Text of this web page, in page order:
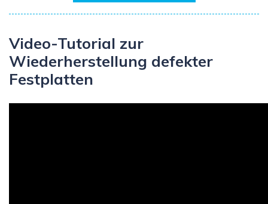
Video-Tutorial zur
Wiederherstellung defekter
Festplatten